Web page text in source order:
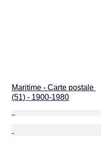
Maritime - Carte postale
(51) - 1900-1980